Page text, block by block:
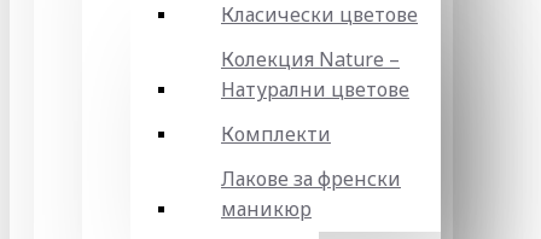
Класически цветове
Колекция Nature –
Натурални цветове
Комплекти
Лакове за френски
маникюр